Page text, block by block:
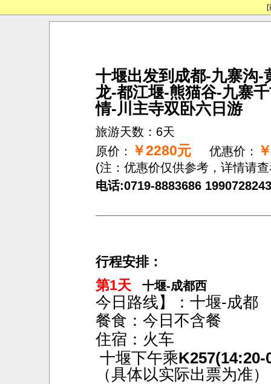
[
十堰出发到成都-九寨沟-
龙-都江堰-熊猫谷-九寨
情-川主寺双卧六日游
旅游天数：6天
原价： ￥2280元优惠价：
(注：优惠价仅供参考，详情请
电话:0719-8883686
行程安排：
第1天 十堰-成都西
今日路线】：十堰-成都
餐食：今日不含餐
住宿：火车
十堰下午乘K257(14:20-
（具体以实际出票为准）